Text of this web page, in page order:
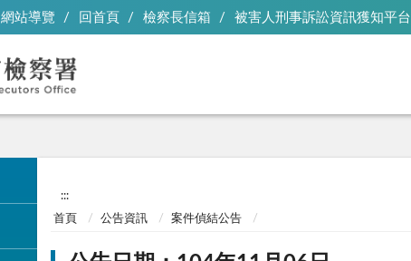
網站導覽 回首頁 檢察長信箱 被害人刑事訴訟資訊獲知平台
:::
首頁 公告資訊 案件偵結公告